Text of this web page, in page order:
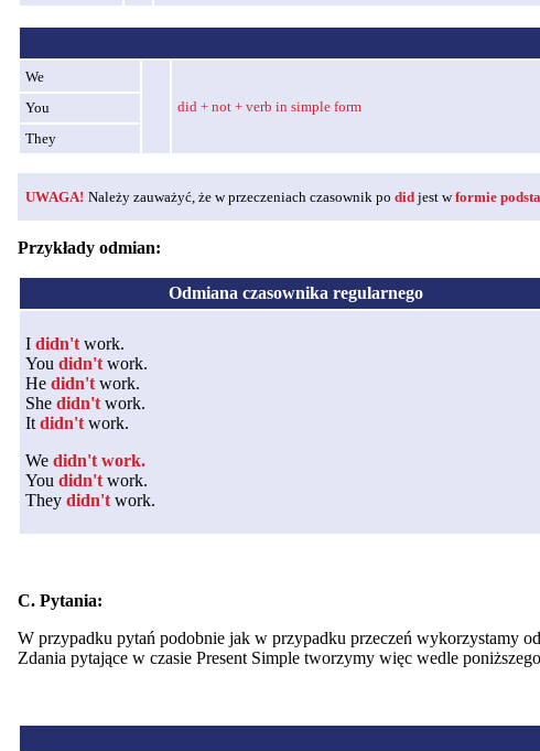
We
did + not + verb in simple form
You
They
UWAGA! Należy zauważyć, że w przeczeniach czasownik po did jest wformie
Przykłady odmian:
Odmiana czasownika regularnego
I didn't work.
You didn't work.
He didn't work.
She didn't work.
It didn't work.
We didn't work.
You didn't work.
They didn't work.
C. Pytania:
W przypadku pytań podobnie jak w przypadku przeczeń wykorzystamy
Zdania pytające w czasie Present Simple tworzymy więc wedle